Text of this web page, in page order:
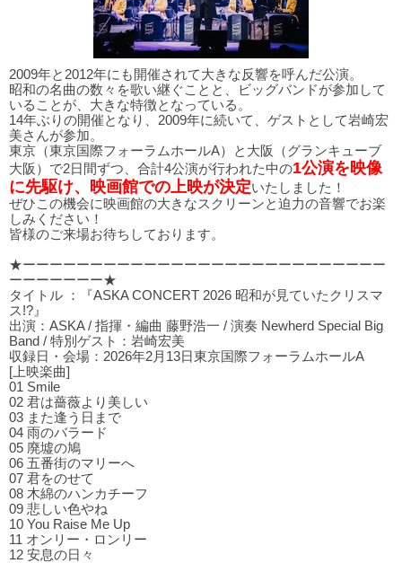
2009年と2012年にも開催されて大きな反響を呼んだ公演。
昭和の名曲の数々を歌い継ぐことと、ビッグバンドが参加して
いることが、大きな特徴となっている。
14年ぶりの開催となり、2009年に続いて、ゲストとして岩崎宏
美さんが参加。
東京（東京国際フォーラムホールA）と大阪（グランキューブ
大阪）で2日間ずつ、合計4公演が行われた中の1公演を映像
に先駆け、映画館での上映が決定いたしました！
ぜひこの機会に映画館の大きなスクリーンと迫力の音響でお楽
しみください！
皆様のご来場お待ちしております。
★ーーーーーーーーーーーーーーーーーーーーーーーーーーー
ーーーーーーー★
タイトル ：『ASKA CONCERT 2026 昭和が見ていたクリスマ
ス!?』
出演：ASKA / 指揮・編曲 藤野浩一 / 演奏 Newherd Special Big
Band / 特別ゲスト：岩崎宏美
収録日・会場：2026年2月13日東京国際フォーラムホールA
[上映楽曲]
01 Smile
02 君は薔薇より美しい
03 また逢う⽇まで
04 ⾬のバラード
05 廃墟の鳩
06 五番街のマリーへ
07 君をのせて
08 木綿のハンカチーフ
09 悲しい⾊やね
10 You Raise Me Up
11 オンリー・ロンリー
12 安息の⽇々